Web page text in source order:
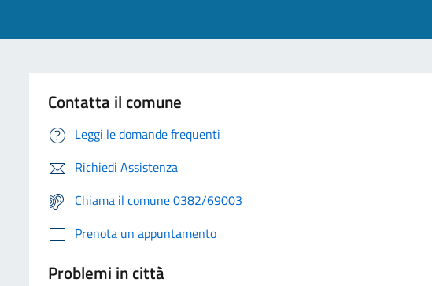
Contatta il comune
Leggi le domande frequenti
Richiedi Assistenza
Chiama il comune 0382/69003
Prenota un appuntamento
Problemi in città